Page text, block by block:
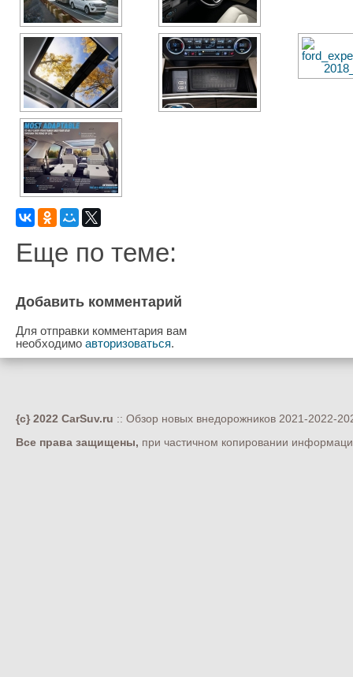
Еще по теме:
Добавить комментарий
Для отправки комментария вам
необходимо авторизоваться.
{c} 2022 CarSuv.ru :: Обзор новых внедорожников 2021-2022-
Все права защищены, при частичном копировании